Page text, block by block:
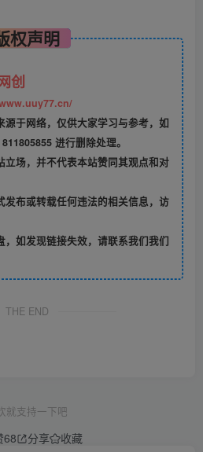
权声明
创
源于网络，仅供大家学习与参考，如
进行删除处理。
立场，并不代表本站赞同其观点和对
发布或转载任何违法的相关信息，访
，如发现链接失效，请联系我们我们
THE END
就支持一下吧
68 分享
收藏